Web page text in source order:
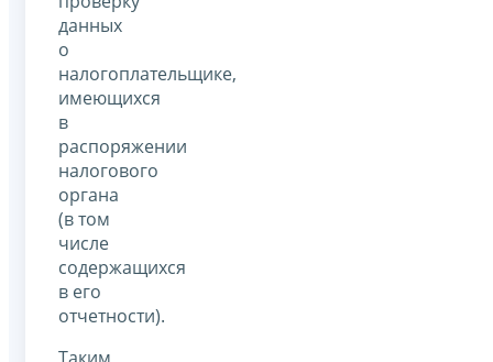
данных
о
налогоплательщике,
имеющихся
в
распоряжении
налогового
органа
(в том
числе
содержащихся
в его
отчетности).
Таким